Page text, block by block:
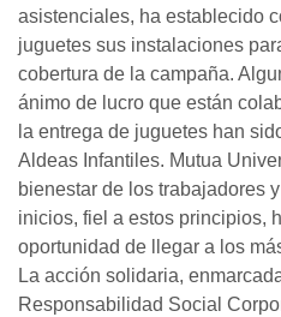
asistenciales, ha establecido
juguetes sus instalaciones
cobertura de la campaña.
ánimo de lucro que están
la entrega de juguetes han
Aldeas Infantiles. Mutua
bienestar de los trabajadores
inicios, fiel a estos principios,
oportunidad de llegar a los
La acción solidaria,
Responsabilidad Social